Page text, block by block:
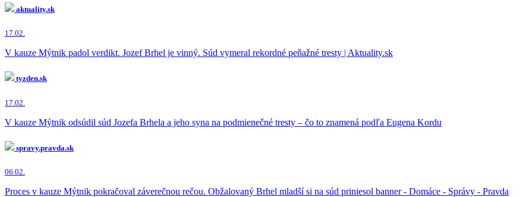
aktuality.sk
17.02.
V kauze Mýtnik padol verdikt. Jozef Brhel je vinný. Súd vymeral rekordné peňažné tresty | Aktuality.sk
tyzden.sk
17.02.
V kauze Mýtnik odsúdil súd Jozefa Brhela a jeho syna na podmienečné tresty – čo to znamená podľa Eugena Kordu
spravy.pravda.sk
06.02.
Proces v kauze Mýtnik pokračoval záverečnou rečou. Obžalovaný Brhel mladší si na súd priniesol banner - Domáce - Správy - Pravda